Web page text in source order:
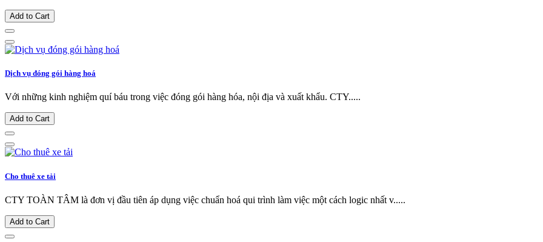
Add to Cart
Dịch vụ đóng gói hàng hoá
Với những kinh nghiệm quí báu trong việc đóng gói hàng hóa, nội địa và xuất khẩu. CTY.....
Add to Cart
Cho thuê xe tải
CTY TOÀN TÂM là đơn vị đầu tiên áp dụng việc chuẩn hoá qui trình làm việc một cách logic nhất v.....
Add to Cart